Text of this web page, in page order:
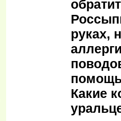
руках,
Какие